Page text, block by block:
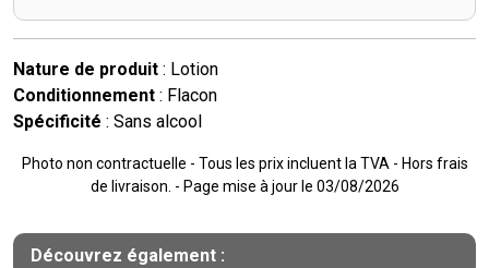
Nature de produit : Lotion
Conditionnement : Flacon
Spécificité : Sans alcool
Photo non contractuelle - Tous les prix incluent la TVA - Hors frais
de livraison. - Page mise à jour le 03/08/2026
Découvrez également :